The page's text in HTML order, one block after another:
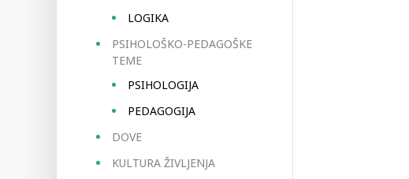
LOGIKA
PSIHOLOŠKO-PEDAGOŠKE
TEME
PSIHOLOGIJA
PEDAGOGIJA
DOVE
KULTURA ŽIVLJENJA